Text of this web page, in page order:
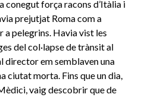
conegut força racons d’Itàlia i
prejutjat Roma com a
a pelegrins. Havia vist les
del col·lapse de trànsit al
director em semblaven una
ciutat morta. Fins que un dia,
vaig descobrir que de